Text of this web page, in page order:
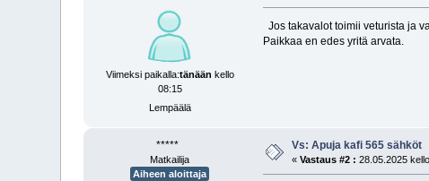
Viimeksi paikalla:tänään kello
08:15
Lempäälä
Jos takavalot toimii veturista ja
Paikkaa en edes yritä arvata.
*****
Matkailija
Aiheen aloittaja
Vs: Apuja kafi 565 sähköt
«Vastaus #2 : 28.05.2025